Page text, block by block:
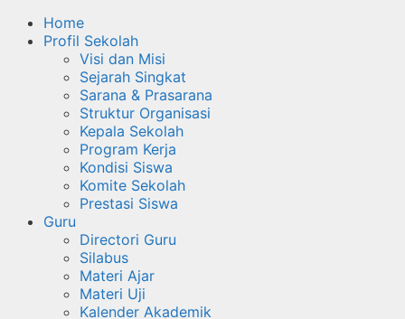
Home
Profil Sekolah
Visi dan Misi
Sejarah Singkat
Sarana & Prasarana
Struktur Organisasi
Kepala Sekolah
Program Kerja
Kondisi Siswa
Komite Sekolah
Prestasi Siswa
Guru
Directori Guru
Silabus
Materi Ajar
Materi Uji
Kalender Akademik